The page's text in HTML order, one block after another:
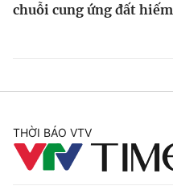
chuỗi cung ứng đất hiếm
THỜI BÁO VTV